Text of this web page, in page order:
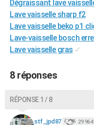
Destinations
City break
Voyage nature
Voyage de noces
Forum
Climat
+PHOTO
GUIDES D'ACHAT
BONS PLANS
CARTE DE VOEUX
Dégraissant lave
Lave vaisselle sharp f2
Lave vaisselle beko p1
Lave-vaisselle bosch
Lave vaisselle gras ✓
8 réponses
RÉPONSE 1 / 8
stf_jpd87 29 964